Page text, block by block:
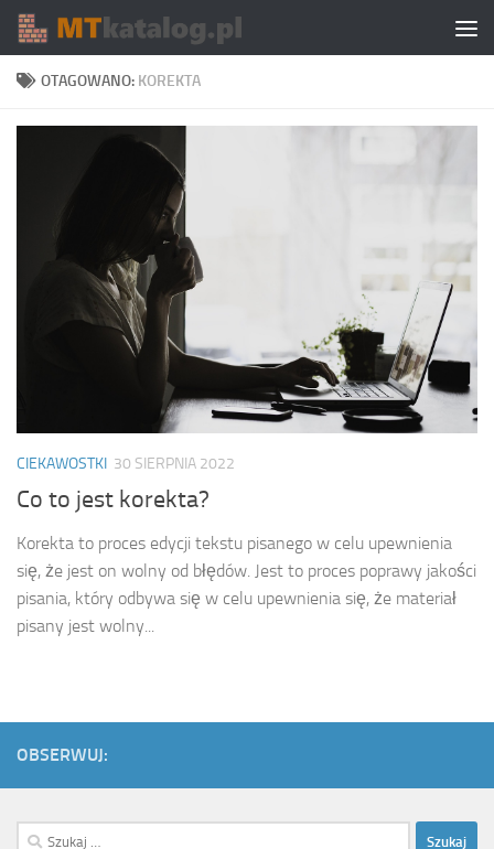
Skip to content
OTAGOWANO: KOREKTA
CIEKAWOSTKI 30 SIERPNIA 2022
Co to jest korekta?
Korekta to proces edycji tekstu pisanego w celu upewnienia
się, że jest on wolny od błędów. Jest to proces poprawy jakości
pisania, który odbywa się w celu upewnienia się, że materiał
pisany jest wolny...
OBSERWUJ:
Szukaj: